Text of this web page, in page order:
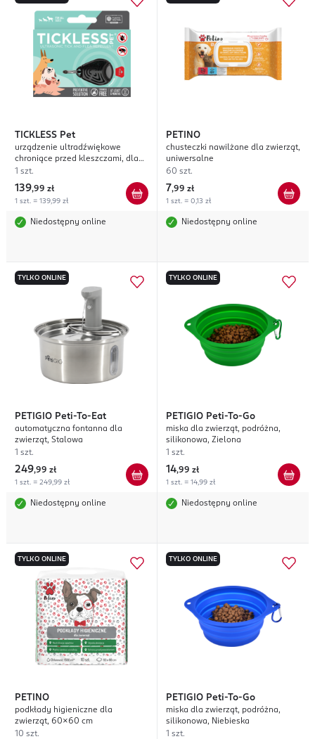
TICKLESS Pet
urządzenie ultradźwiękowe
chroniące przed kleszczami, dla
psów i kotów, Black
1 szt.
139,99 zł
1 szt. = 139,99 zł
Niedostępny online
PETINO
chusteczki nawilżane dla zwierząt,
uniwersalne
60 szt.
7,99 zł
1 szt. = 0,13 zł
Niedostępny online
TYLKO ONLINE
PETIGIO Peti-To-Eat
automatyczna fontanna dla
zwierząt, Stalowa
1 szt.
249,99 zł
1 szt. = 249,99 zł
Niedostępny online
TYLKO ONLINE
PETIGIO Peti-To-Go
miska dla zwierząt, podróżna,
silikonowa, Zielona
1 szt.
14,99 zł
1 szt. = 14,99 zł
Niedostępny online
TYLKO ONLINE
PETINO
podkłady higieniczne dla
zwierząt, 60x60 cm
10 szt.
TYLKO ONLINE
PETIGIO Peti-To-Go
miska dla zwierząt, podróżna,
silikonowa, Niebieska
1 szt.